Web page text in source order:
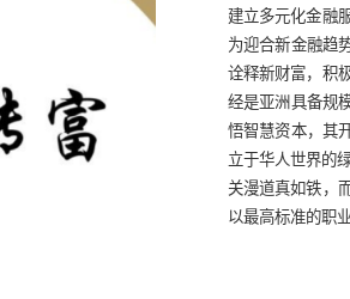
建立多元化金融
为迎合新金融趋
诠释新财富，积
经是亚洲具备规
悟智慧资本，其
立于华人世界的
关漫道真如铁，
以最高标准的职